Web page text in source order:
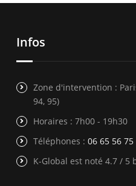
Infos
Zone d'intervention :
94, 95)
Horaires : 7h00 - 19h30
Téléphones : 06 65 56 75
K-Global est noté 4.7 / 5